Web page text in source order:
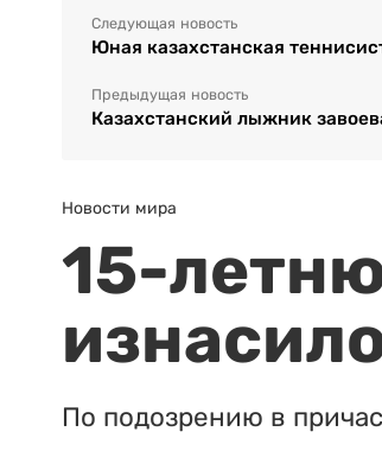
Следующая новость
Юная казахстанская
Предыдущая новость
Казахстанский лыжник
Новости мира
15-
По подозрению в